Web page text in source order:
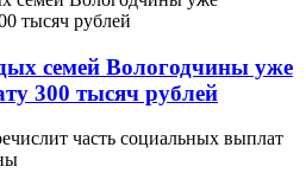
семей Вологодчины уже
300 тысяч рублей